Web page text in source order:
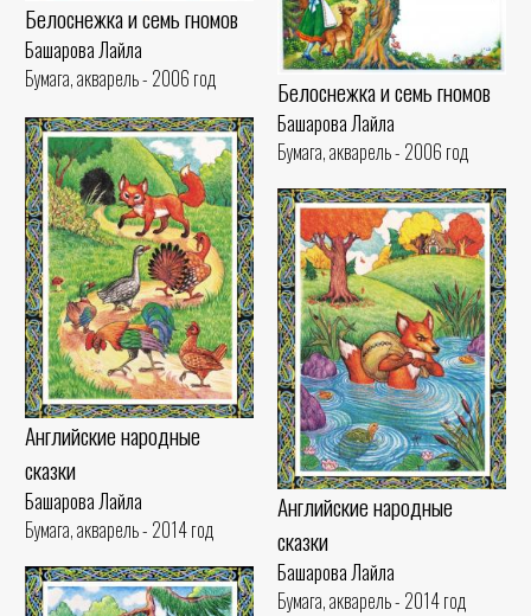
Белоснежка и семь гномов
Башарова Лайла
Бумага, акварель - 2006 год
Белоснежка и семь гномов
Башарова Лайла
Бумага, акварель - 2006 год
Английские народные
сказки
Башарова Лайла
Бумага, акварель - 2014 год
Английские народные
сказки
Башарова Лайла
Бумага, акварель - 2014 год